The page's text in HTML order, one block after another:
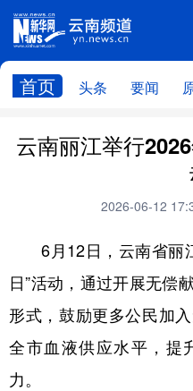
首页 头条 要闻
头条 云
云南
州市
经济
云南青年说 趣
云南丽江举行
2026-06-12
6月12日，云南省丽
日”活动，通过开展无偿
形式，鼓励更多公民加
全市血液供应水平，提
力。